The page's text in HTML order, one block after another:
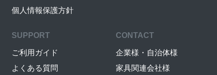
個人情報保護方針
SUPPORT
ご利用ガイド
よくある質問
CONTACT
企業様・自治体様
家具関連会社様